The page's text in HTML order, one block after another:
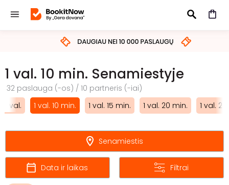
IEŠKOTI
1 val. 10 min. Senamiestyje
32 paslauga (-os) / 10 partneris (-iai)
1 val.
1 val. 10 min. 1 val. 15 min. 1 val. 20 min. 1 val.
Senamiestis
Data ir laikas Filtrai